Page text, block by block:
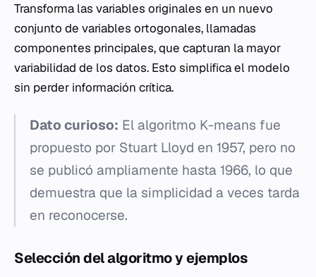
Transforma las variables originales en un nuevo
conjunto de variables ortogonales, llamadas
componentes principales, que capturan la mayor
variabilidad de los datos. Esto simplifica el modelo
sin perder información crítica.
Dato curioso: El algoritmo K-means fue
propuesto por Stuart Lloyd en 1957, pero no
se publicó ampliamente hasta 1966, lo que
demuestra que la simplicidad a veces tarda
en reconocerse.
Selección del algoritmo y ejemplos